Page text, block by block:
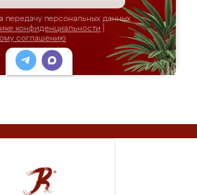
передачу персональных данных
конфиденциальности
соглашению